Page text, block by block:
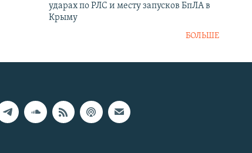
ударах по РЛС и месту запусков БпЛА в
Крыму
БОЛЬШЕ